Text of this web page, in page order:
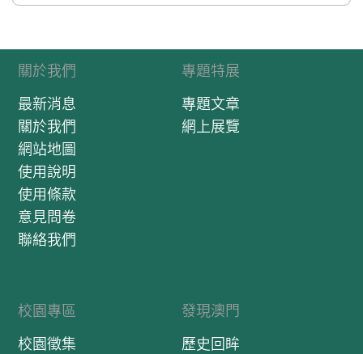
關於我們
最新消息
關於我們
網站地圖
使用說明
使用條款
意見問卷
聯絡我們
專題特展
專題文章
網上展覽
校園專區
校園徵集
發現澳門
歷史回眸